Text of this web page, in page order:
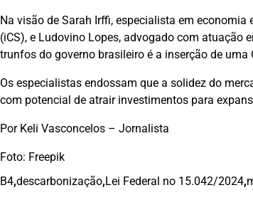
Na visão de Sarah Irffi, especialista em
(iCS), e Ludovino Lopes, advogado com atuação
trunfos do governo brasileiro é a inserção de
Os especialistas endossam que a solidez do
com potencial de atrair investimentos para
Por Keli Vasconcelos – Jornalista
Foto: Freepik
B4,descarbonização,Lei Federal no 15.042/2024,